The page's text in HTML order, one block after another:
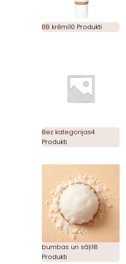
BB krēmi10 Produkti
Bez kategorijas4
Produkti
bumbas un sāļi18
Produkti